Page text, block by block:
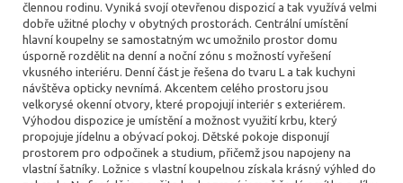
člennou rodinu. Vyniká svojí otevřenou dispozicí a tak využívá velmi
dobře užitné plochy v obytných prostorách. Centrální umístění
hlavní koupelny se samostatným wc umožnilo prostor domu
úsporně rozdělit na denní a noční zónu s možností vyřešení
vkusného interiéru. Denní část je řešena do tvaru L a tak kuchyni
návštěva opticky nevnímá. Akcentem celého prostoru jsou
velkorysé okenní otvory, které propojují interiér s exteriérem.
Výhodou dispozice je umístění a možnost využití krbu, který
propojuje jídelnu a obývací pokoj. Dětské pokoje disponují
prostorem pro odpočinek a studium, přičemž jsou napojeny na
vlastní šatníky. Ložnice s vlastní koupelnou získala krásný výhled do